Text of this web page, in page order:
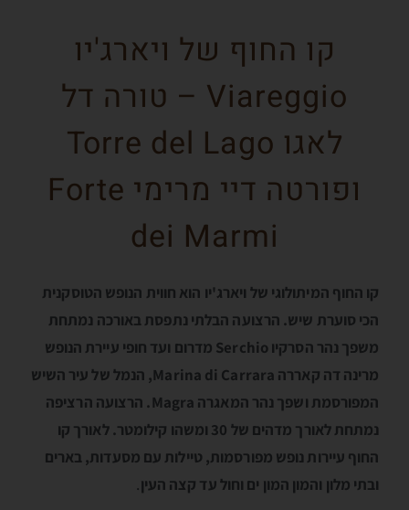
קו החוף של ויארג'יו
Viareggio – טורה דל
לאגו Torre del Lago
ופורטה דיי מרימי Forte
dei Marmi
קו החוף המיתולוגי של ויארג'יו הוא חווית הנופש הטוסקנית
הכי סוערת שיש. הרצועה הבלתי נתפסת באורכה נמתחת
משפך נהר הסרקיו Serchio מדרום ועד חופי עיירת הנופש
מרינה דה קאררה Marina di Carrara, הנמל של עיר השיש
המפורסמת ושפך נהר המאגרה Magra. הרצועה הרציפה
נמתחת לאורך מדהים של 30 ומשהו קילומטר. לאורך קו
החוף עיירות נופש מפורסמות, טיילות עם מסעדות, בארים
ובתי מלון והמון המון ים וחול עד קצה העין.